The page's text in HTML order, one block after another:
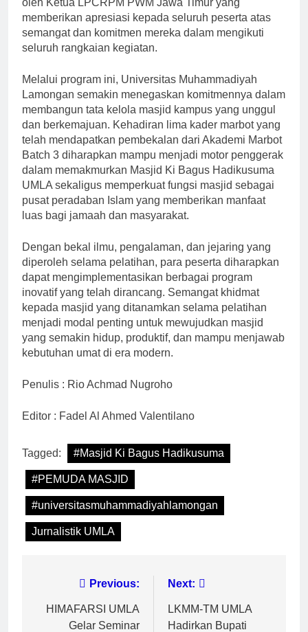
memberikan apresiasi kepada seluruh peserta atas
semangat dan komitmen mereka dalam mengikuti
seluruh rangkaian kegiatan.
Melalui program ini, Universitas Muhammadiyah
Lamongan semakin menegaskan komitmennya dalam
membangun tata kelola masjid kampus yang unggul
dan berkemajuan. Kehadiran lima kader marbot yang
telah mendapatkan pembekalan dari Akademi Marbot
Batch 3 diharapkan mampu menjadi motor penggerak
dalam memakmurkan Masjid Ki Bagus Hadikusuma
UMLA sekaligus memperkuat fungsi masjid sebagai
pusat peradaban Islam yang memberikan manfaat
luas bagi jamaah dan masyarakat.
Dengan bekal ilmu, pengalaman, dan jejaring yang
diperoleh selama pelatihan, para peserta diharapkan
dapat mengimplementasikan berbagai program
inovatif yang telah dirancang. Semangat khidmat
kepada masjid yang ditanamkan selama pelatihan
menjadi modal penting untuk mewujudkan masjid
yang semakin hidup, produktif, dan mampu menjawab
kebutuhan umat di era modern.
Penulis : Rio Achmad Nugroho
Editor : Fadel Al Ahmed Valentilano
Tagged: #Masjid Ki Bagus Hadikusuma
#PEMUDA MASJID
#universitasmuhammadiyahlamongan
Jurnalistik UMLA
Navigasi
pos
Previous:
HIMAFARSI UMLA
Gelar Seminar
Next:
LKMM-TM UMLA
Hadirkan Bupati